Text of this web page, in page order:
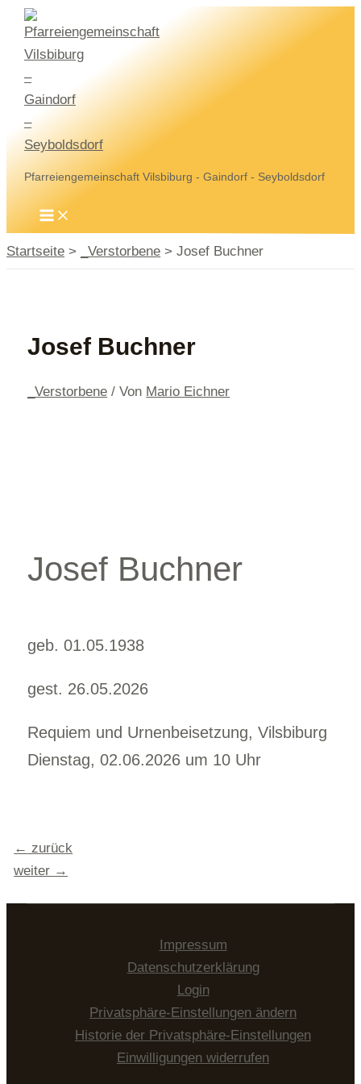
Zum
Inhalt
springen
Pfarreiengemeinschaft Vilsbiburg - Gaindorf - Seyboldsdorf
MAIN
MENU
Startseite _Verstorbene Josef Buchner
Josef Buchner
_Verstorbene / Von Mario Eichner
Josef Buchner
geb. 01.05.1938
gest. 26.05.2026
Requiem und Urnenbeisetzung, Vilsbiburg
Dienstag, 02.06.2026 um 10 Uhr
Beitragsnavigation
← zurück
weiter →
Impressum
Datenschutzerklärung
Login
Privatsphäre-Einstellungen ändern
Historie der Privatsphäre-Einstellungen
Einwilligungen widerrufen